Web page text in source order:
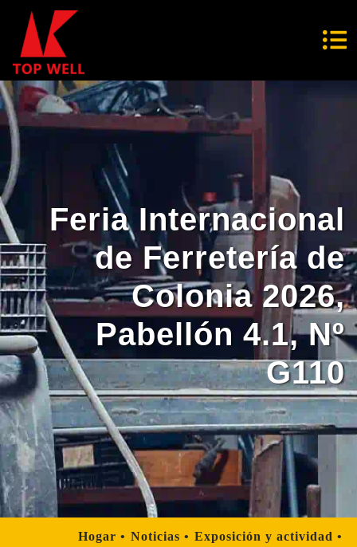
Feria Internacional
de Ferretería de
Colonia 2026,
Pabellón 4.1, Nº
G110
Hogar Noticias
Exposición y actividad